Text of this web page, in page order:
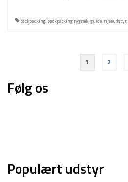
backpacking, backpacking rygsæk,guide, rejseudstyr,
Indlægsinddeling
1 2
Følg os
Populært udstyr